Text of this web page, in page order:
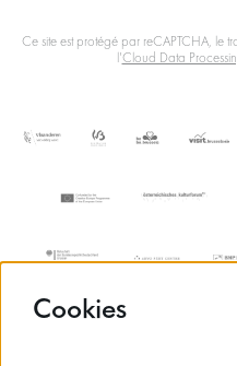
Ce site est protégé par reCAPTCHA, le
l'Cloud Data
Cookies